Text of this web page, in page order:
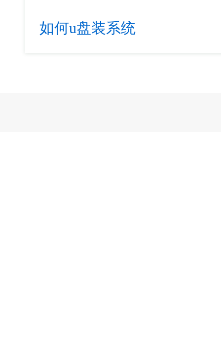
如何u盘装系统